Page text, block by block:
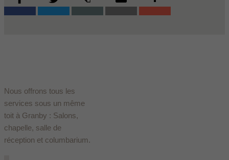
Nous offrons tous les
services sous un même
toit à Granby : Salons,
chapelle, salle de
réception et columbarium.